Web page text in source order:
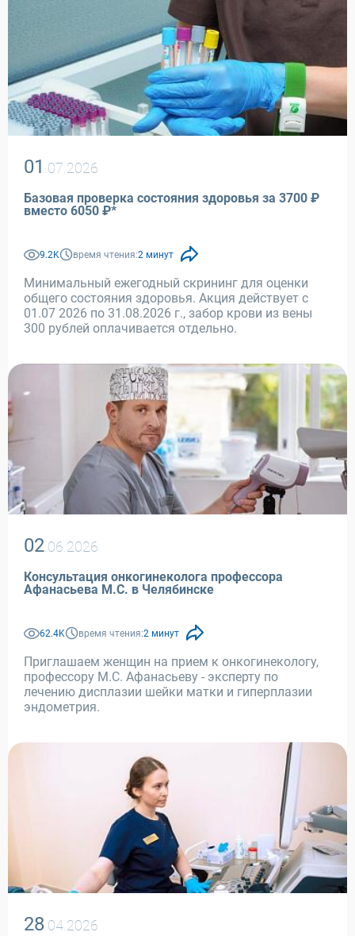
01 .07.2026
Базовая проверка состояния здоровья за 3700 ₽
вместо 6050 ₽*
9.2K время чтения:2 минут
Минимальный ежегодный скрининг для оценки
общего состояния здоровья. Акция действует с
01.07 2026 по 31.08.2026 г., забор крови из вены
300 рублей оплачивается отдельно.
02 .06.2026
Консультация онкогинеколога профессора
Афанасьева М.С. в Челябинске
62.4K время чтения:2 минут
Приглашаем женщин на прием к онкогинекологу,
профессору М.С. Афанасьеву - эксперту по
лечению дисплазии шейки матки и гиперплазии
эндометрия.
28 .04.2026